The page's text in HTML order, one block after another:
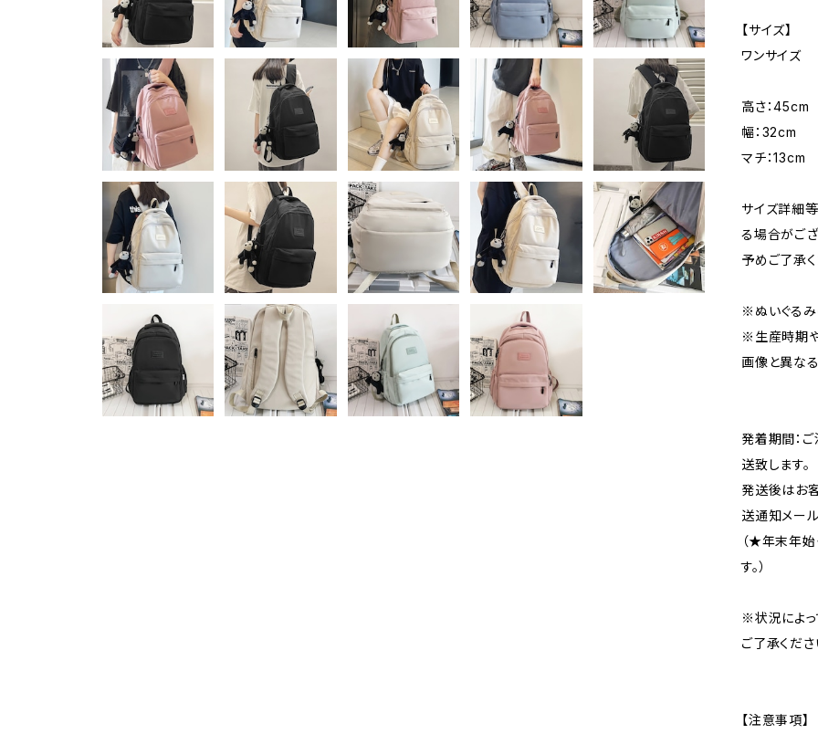
【サイズ】
ワンサイズ
高さ：45cm
幅：32cm
マチ：13cm
サイズ詳細
る場合がござ
予めご了承く
※ぬいぐるみ
※生産時期や
画像と異な
発着期間：
送致します。
発送後はお
送通知メー
（★年末年
す。）
※状況によっ
ご了承くださ
【注意事項】